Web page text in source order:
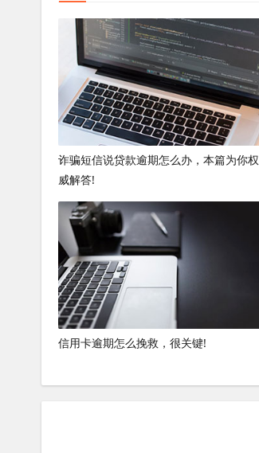
诈骗短信说贷款逾期怎么办，本篇为你权
威解答!
信用卡逾期怎么挽救，很关键!